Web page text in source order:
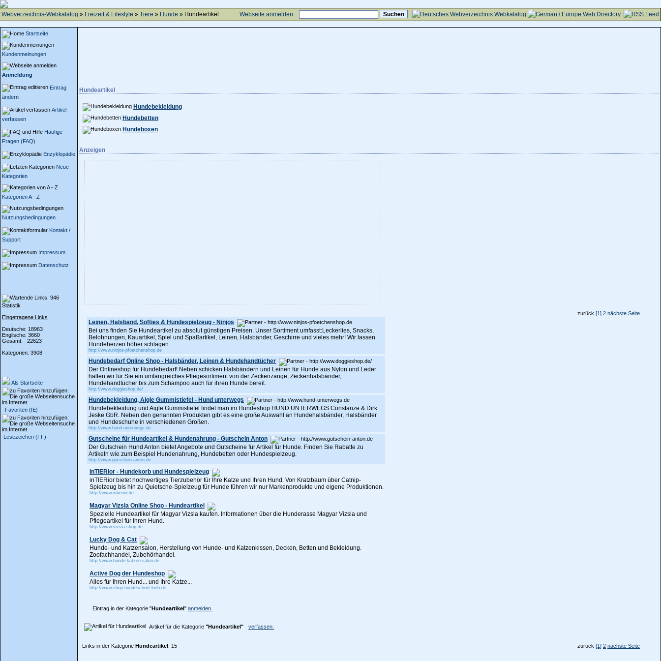
Webseite anmelden
Webverzeichnis-Webkatalog » Freizeit & Lifestyle » Tiere » Hunde » Hundeartikel
Startseite
Kundenmeinungen
Anmeldung
Eintrag
ändern
Artikel
verfassen
Häufige
Fragen (FAQ)
Enzyklopädie
Neue
Kategorien
Kategorien A - Z
Nutzungsbedingungen
Kontakt /
Support
Impressum
Datenschutz
Statistik
Eingetragene Links
Deutsche: 18963
Englische: 3660
Gesamt: 22623
Kategorien: 3908
Als Startseite
Favoriten (IE)
Lesezeichen (FF)
Hundeartikel
Hundebekleidung
Hundebetten
Hundeboxen
Anzeigen
zurück [1] 2 nächste Seite
Leinen, Halsband, Softies & Hundespielzeug - Ninjos
Bei uns finden Sie Hundeartikel zu absolut günstigen Preisen. Unser Sortiment umfasst:Leckerlies, Snacks,
Belohnungen, Kauartikel, Spiel und Spaßartikel, Leinen, Halsbänder, Geschirre und vieles mehr! Wir lassen
Hundeherzen höher schlagen.
http://www.ninjos-pfoetchenshop.de
Hundebedarf Online Shop - Halsbänder, Leinen & Hundehandtücher
Der Onlineshop für Hundebedarf! Neben schicken Halsbändern und Leinen für Hunde aus Nylon und Leder
halten wir für Sie ein umfangreiches Pflegesortiment von der Zeckenzange, Zeckenhalsbänder,
Hundehandtücher bis zum Schampoo auch für ihren Hunde bereit.
http://www.doggieshop.de/
Hundebekleidung, Aigle Gummistiefel - Hund unterwegs
Hundebekleidung und Aigle Gummistiefel findet man im Hundeshop HUND UNTERWEGS Constanze & Dirk
Jeske GbR. Neben den genannten Produkten gibt es eine große Auswahl an Hundehalsbänder, Halsbänder
und Hundeschuhe in verschiedenen Größen.
http://www.hund-unterwegs.de
Gutscheine für Hundeartikel & Hundenahrung - Gutschein Anton
Der Gutschein Hund Anton bietet Angebote und Gutscheine für Artikel für Hunde. Finden Sie Rabatte zu
Artikeln wie zum Beispiel Hundenahrung, Hundebetten oder Hundespielzeug.
http://www.gutschein-anton.de
inTIERior - Hundekorb und Hundespielzeug
inTIERior bietet hochwertiges Tierzubehör für Ihre Katze und Ihren Hund. Von Kratzbaum über Catnip-
Spielzeug bis hin zu Quietsche-Spielzeug für Hunde führen wir nur Markenprodukte und eigene Produktionen.
http://www.intierior.de
Magyar Vizsla Online Shop - Hundeartikel
Spezielle Hundeartikel für Magyar Vizsla kaufen. Informationen über die Hunderasse Magyar Vizsla und
Pflegeartikel für Ihren Hund.
http://www.vizsla-shop.de
Lucky Dog & Cat
Hunde- und Katzensalon, Herstellung von Hunde- und Katzenkissen, Decken, Betten und Bekleidung.
Zoofachhandel, Zubehörhandel.
http://www.hunde-katzen-salon.de
Active Dog der Hundeshop
Alles für Ihren Hund... und Ihre Katze...
http://www.shop.hundeschule-loeb.de
Eintrag in der Kategorie "Hundeartikel" anmelden.
Artikel für die Kategorie "Hundeartikel" verfassen.
zurück [1] 2 nächste Seite
Links in der Kategorie Hundeartikel: 15